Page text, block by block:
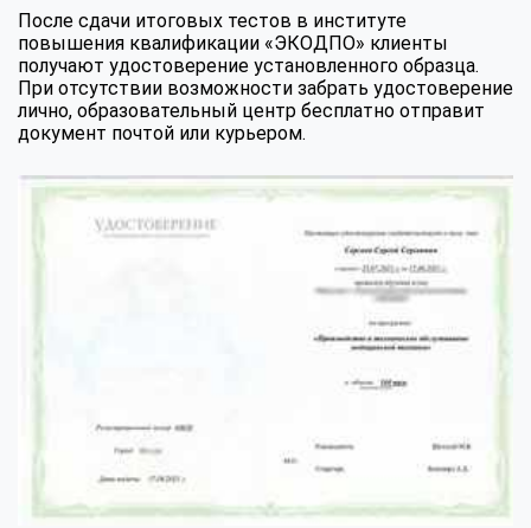
После сдачи итоговых тестов в институте
повышения квалификации «ЭКОДПО» клиенты
получают удостоверение установленного образца.
При отсутствии возможности забрать удостоверение
лично, образовательный центр бесплатно отправит
документ почтой или курьером.